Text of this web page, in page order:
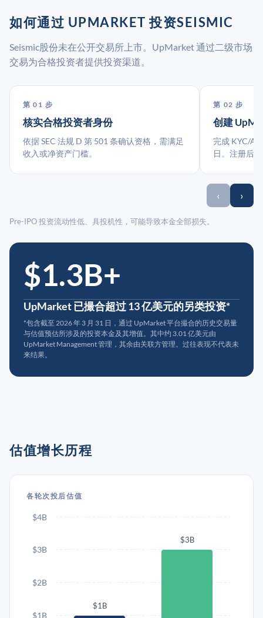
如何通过 UPMARKET 投资SEISMIC
Seismic股份未在公开交易所上市。UpMarket 通过二级市场
交易为合格投资者提供投资渠道。
第 01 步
核实合格投资者身份
依据 SEC 法规 D 第 501 条确认资格，需满足
收入或净资产门槛。
第 02 步
创建
完成 KYC/
日。注册后
‹ ›
Pre-IPO 投资流动性低、具投机性，可能导致本金全部损失。
$1.3B+
UpMarket 已撮合超过 13 亿美元的另类投资*
*包含截至 2026 年 3 月 31 日，通过 UpMarket 平台撮合的历史交易量
与估值预估所涉及的投资本金及其增值。其中约 3.01 亿美元由
UpMarket Management 管理，其余由关联方管理。过往表现不代表未
来结果。
估值增长历程
各轮次投后估值
$1B
$3B
$1B
$2B
$3B
$4B